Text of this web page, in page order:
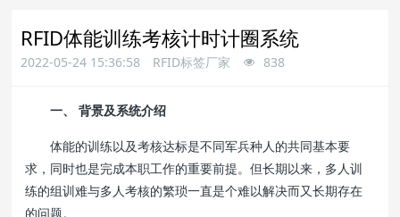
RFID体能训练考核计时计圈系统
2022-05-24 15:36:58 RFID标签厂家 838
一、 背景及系统介绍
体能的训练以及考核达标是不同军兵种人的共同基本要
求，同时也是完成本职工作的重要前提。但长期以来，多人训
练的组训难与多人考核的繁琐一直是个难以解决而又长期存在
的问题。